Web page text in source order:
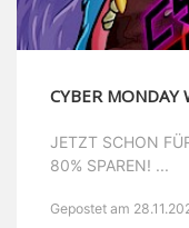
CYBER MONDAY
JETZT SCHON
80% SPAREN! ...
Gepostet am